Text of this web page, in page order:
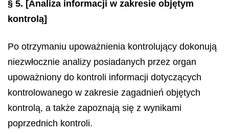
§ 5. [Analiza informacji w zakresie objętym
kontrolą]
Po otrzymaniu upoważnienia kontrolujący dokonują
niezwłocznie analizy posiadanych przez organ
upoważniony do kontroli informacji dotyczących
kontrolowanego w zakresie zagadnień objętych
kontrolą, a także zapoznają się z wynikami
poprzednich kontroli.